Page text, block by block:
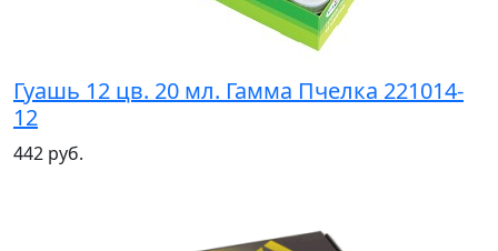
Гуашь 12 цв. 20 мл. Гамма Пчелка 221014-
12
442 руб.